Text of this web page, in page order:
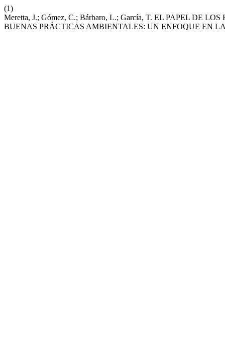
(1)
Meretta, J.; Gómez, C.; Bárbaro, L.; García, T. EL PAPEL DE
BUENAS PRÁCTICAS AMBIENTALES: UN ENFOQUE EN